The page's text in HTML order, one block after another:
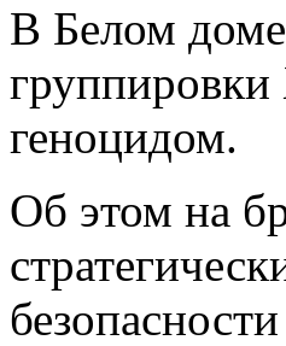
В Белом доме
геноцидом.
Об этом на